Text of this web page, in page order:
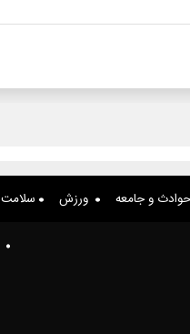
و جامعه ورزش سلامت